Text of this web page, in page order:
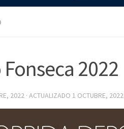
2022
2022 · ACTUALIZADO 1 OCTUBRE, 2022